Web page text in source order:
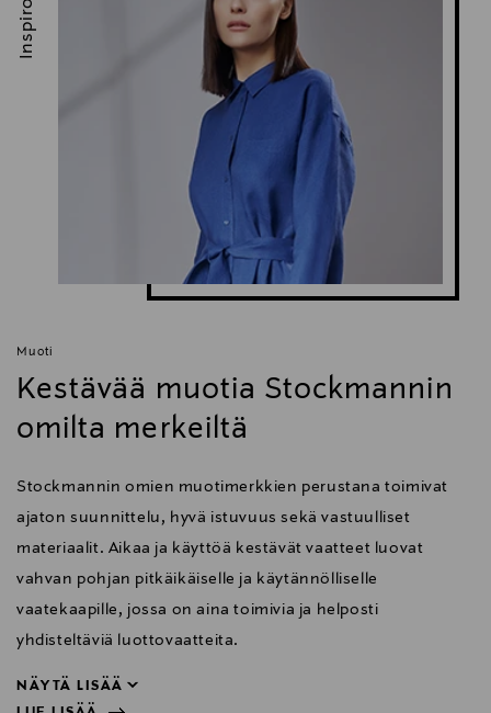
Muoti
Kestävää muotia Stockmannin
omilta merkeiltä
Stockmannin omien muotimerkkien perustana toimivat
ajaton suunnittelu, hyvä istuvuus sekä vastuulliset
materiaalit. Aikaa ja käyttöä kestävät vaatteet luovat
vahvan pohjan pitkäikäiselle ja käytännölliselle
vaatekaapille, jossa on aina toimivia ja helposti
yhdisteltäviä luottovaatteita.
NÄYTÄ LISÄÄ